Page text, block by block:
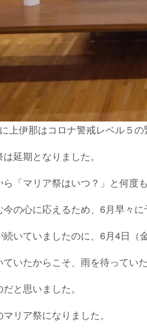
上伊那はコロナ警戒レベル５の
延期となりました。
「マリア祭はいつ？」と何度
の心に応えるため、6月早々に
いていましたのに、6月4日（
いたからこそ、雨を待ってい
と思いました。
リア祭になりました。